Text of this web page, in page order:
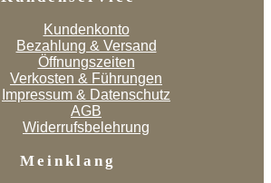
Kundenkonto
Bezahlung & Versand
Öffnungszeiten
Verkosten & Führungen
Impressum & Datenschutz
AGB
Widerrufsbelehrung
Meinklang